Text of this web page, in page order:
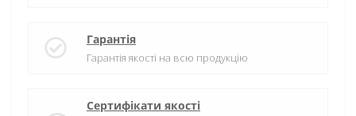
Гарантія
Гарантія якості на всю продукцію
Сертифікати якості